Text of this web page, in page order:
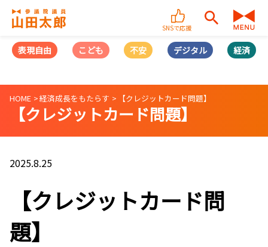
SNSで応援
表現自由 こども 不安 デジタル 経済
HOME 経済成長をもたらす 【クレジットカード問題】
【クレジットカード問題】
2025.8.25
【クレジットカード問
題】